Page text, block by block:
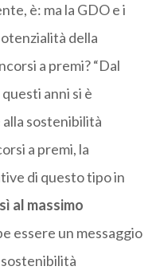
è: ma la GDO e i
della
a premi? “Dal
anni si è
sostenibilità
a premi, la
di questo tipo in
al massimo
essere un messaggio